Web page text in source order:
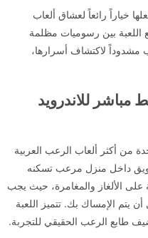
خياراً رائعاً لعشاق ألعاب
اللعبة بين رسوميات مظلمة
مشدوداً لاكتشاف أسرارها،
مباشر للاندرويد
من أكثر ألعاب الرعب العربية
داخل منزل مرعب تسكنه
على الألغاز والمغامرة، حيث يجب
يتم الإمساك بك. تتميز اللعبة
طابع الرعب الحقيقي للتجربة.